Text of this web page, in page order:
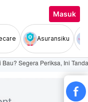
Masuk
Asuransiku
Bau? Segera Periksa, Ini